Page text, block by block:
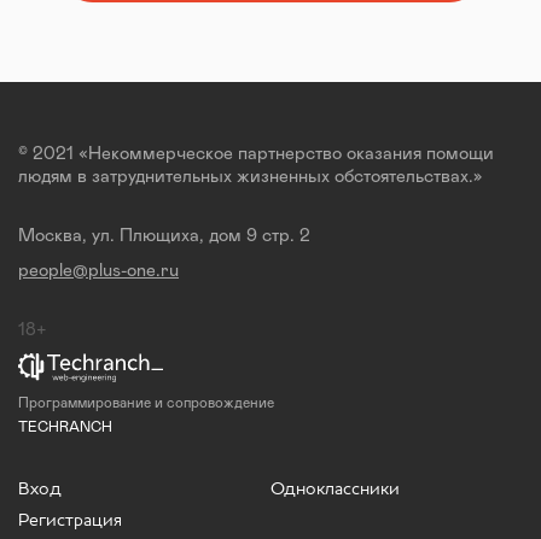
© 2021 «Некоммерческое партнерство оказания помощи
людям в затруднительных жизненных обстоятельствах.»
Москва, ул. Плющиха, дом 9 стр. 2
people@plus-one.ru
18+
Программирование и сопровождение
TECHRANCH
Вход
Регистрация
Одноклассники